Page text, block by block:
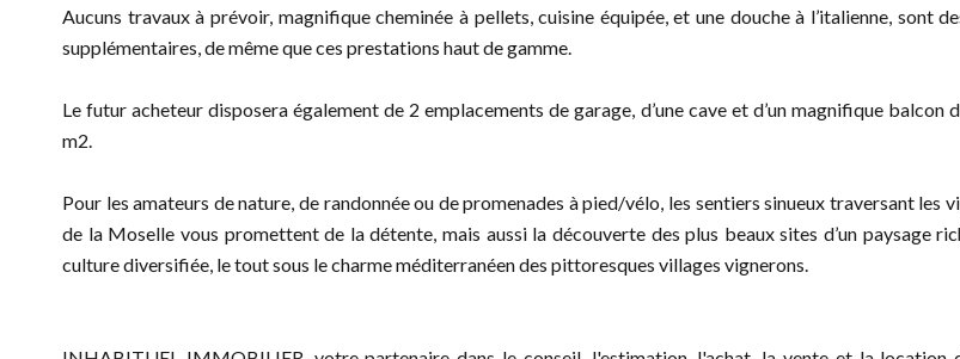
Aucuns travaux à prévoir, magnifique cheminée à pellets, cuisine équipée, et une douche à l’italienne, sont
supplémentaires, de même que ces prestations haut de gamme.
Le futur acheteur disposera également de 2 emplacements de garage, d’une cave et d’un magnifique balcon
m2.
Pour les amateurs de nature, de randonnée ou de promenades à pied/vélo, les sentiers sinueux traversant les
de la Moselle vous promettent de la détente, mais aussi la découverte des plus beaux sites d’un paysage
culture diversifiée, le tout sous le charme méditerranéen des pittoresques villages vignerons.